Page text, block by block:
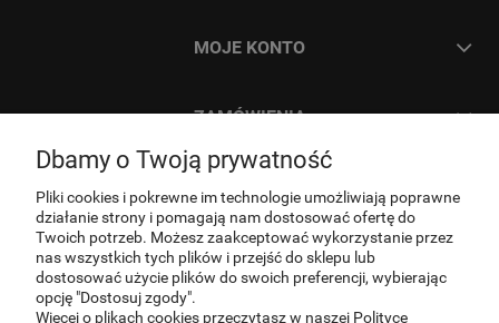
MOJE KONTO
ZAMÓWIENIA
INFORMACJE
O NAS
Dbamy o Twoją prywatność
Pliki cookies i pokrewne im technologie umożliwiają poprawne
działanie strony i pomagają nam dostosować ofertę do
Twoich potrzeb. Możesz zaakceptować wykorzystanie przez
nas wszystkich tych plików i przejść do sklepu lub
dostosować użycie plików do swoich preferencji, wybierając
opcję "Dostosuj zgody".
Więcej o plikach cookies przeczytasz w naszej Polityce